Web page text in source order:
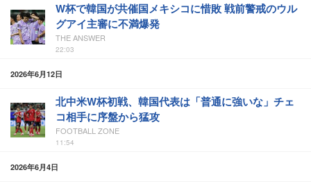
W杯で韓国が共催国メキシコに惜敗 戦前警戒のウル
グアイ主審に不満爆発
THE ANSWER
22:03
2026年6月12日
北中米W杯初戦、韓国代表は「普通に強いな」チェ
コ相手に序盤から猛攻
FOOTBALL ZONE
11:54
2026年6月4日